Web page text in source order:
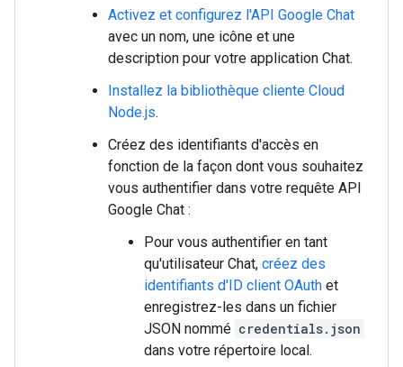
Activez et configurez l'API Google Chat
avec un nom, une icône et une
description pour votre application Chat.
Installez la bibliothèque cliente Cloud
Node.js.
Créez des identifiants d'accès en
fonction de la façon dont vous souhaitez
vous authentifier dans votre requête API
Google Chat :
Pour vous authentifier en tant
qu'utilisateur Chat, créez des
identifiants d'ID client OAuth et
enregistrez-les dans un fichier
JSON nommé credentials.json
dans votre répertoire local.